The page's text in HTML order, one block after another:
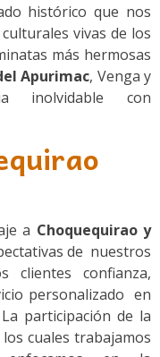
histórico que nos
vivas de los
más hermosas
Apurimac, Venga y
inolvidable con
a Choquequirao y
de nuestros
clientes confianza,
personalizado en
participación de la
cuales trabajamos